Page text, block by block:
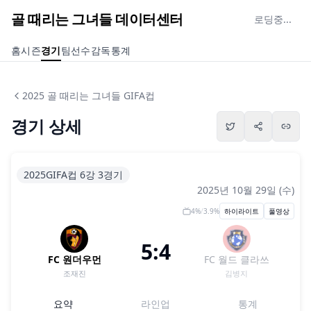
골 때리는 그녀들 데이터센터 로딩중...
홈시즌경기팀선수감독통계
2025 골 때리는 그녀들 GIFA컵
경기 상세
2025GIFA컵 6강 3경기
2025년 10월 29일 (수)
4%/3.9% 하이라이트 풀영상
FC 원더우먼
조재진
5:4 FC 월드 클라쓰
김병지
요약 라인업 통계